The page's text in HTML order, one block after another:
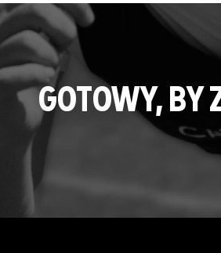
GOTOWY, BY